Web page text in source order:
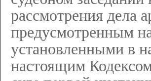
рассмотрения дела
предусмотренным
установленными в
настоящим